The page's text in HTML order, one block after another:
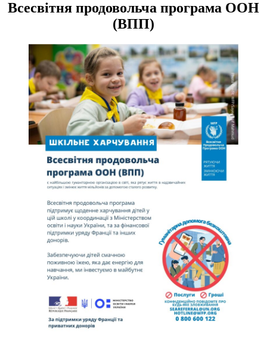
Всесвітня продовольча програма ООН
(ВПП)